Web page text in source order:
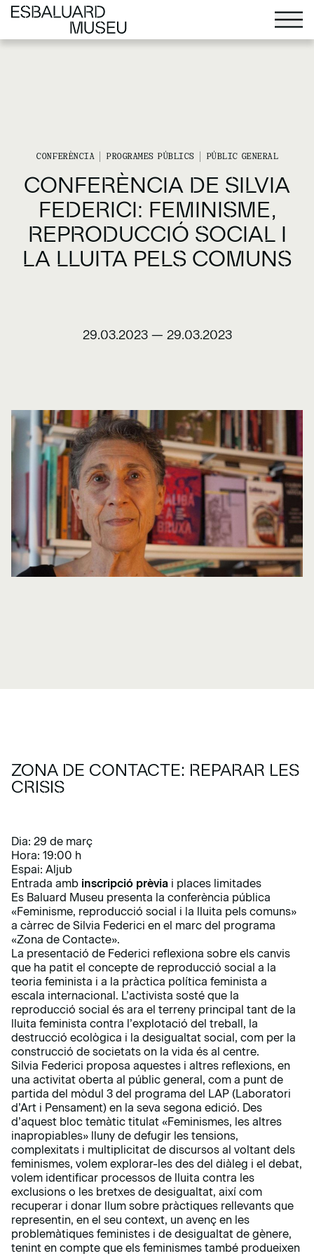
CONFERÈNCIA PROGRAMES PÚBLICS PÚBLIC GENERAL
CONFERÈNCIA DE SILVIA
FEDERICI: FEMINISME,
REPRODUCCIÓ SOCIAL I
LA LLUITA PELS COMUNS
29.03.2023 — 29.03.2023
ZONA DE CONTACTE: REPARAR LES
CRISIS
Dia: 29 de març
Hora: 19:00 h
Espai: Aljub
Entrada amb inscripció prèvia i places limitades
Es Baluard Museu presenta la conferència pública
«Feminisme, reproducció social i la lluita pels comuns»
a càrrec de Silvia Federici en el marc del programa
«Zona de Contacte».
La presentació de Federici reflexiona sobre els canvis
que ha patit el concepte de reproducció social a la
teoria feminista i a la pràctica política feminista a
escala internacional. L’activista sosté que la
reproducció social és ara el terreny principal tant de la
lluita feminista contra l’explotació del treball, la
destrucció ecològica i la desigualtat social, com per la
construcció de societats on la vida és al centre.
Silvia Federici proposa aquestes i altres reflexions, en
una activitat oberta al públic general, com a punt de
partida del mòdul 3 del programa del LAP (Laboratori
d’Art i Pensament) en la seva segona edició. Des
d’aquest bloc temàtic titulat «Feminismes, les altres
inapropiables» lluny de defugir les tensions,
complexitats i multiplicitat de discursos al voltant dels
feminismes, volem explorar-les des del diàleg i el debat,
volem identificar processos de lluita contra les
exclusions o les bretxes de desigualtat, així com
recuperar i donar llum sobre pràctiques rellevants que
representin, en el seu context, un avenç en les
problemàtiques feministes i de desigualtat de gènere,
tenint en compte que els feminismes també produeixen